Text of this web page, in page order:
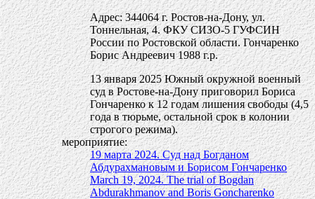
Адрес: 344064 г. Ростов-на-Дону, ул.
Тоннельная, 4. ФКУ СИЗО-5 ГУФСИН
России по Ростовской области. Гончаренко
Борис Андреевич 1988 г.р.
13 января 2025 Южный окружной военный
суд в Ростове-на-Дону приговорил Бориса
Гончаренко к 12 годам лишения свободы (4,5
года в тюрьме, остальной срок в колонии
строгого режима).
мероприятие:
19 марта 2024. Суд над Богданом
Абдурахмановым и Борисом Гончаренко
March 19, 2024. The trial of Bogdan
Abdurakhmanov and Boris Goncharenko